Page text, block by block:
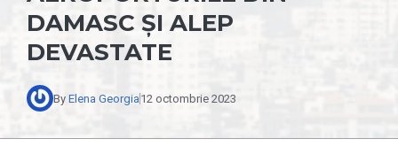
DAMASC ȘI ALEP
DEVASTATE
By Elena Georgia 12 octombrie 2023